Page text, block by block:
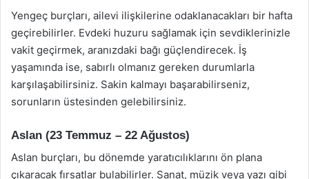
Yengeç burçları, ailevi ilişkilerine odaklanacakları bir hafta
geçirebilirler. Evdeki huzuru sağlamak için sevdiklerinizle
vakit geçirmek, aranızdaki bağı güçlendirecek. İş
yaşamında ise, sabırlı olmanız gereken durumlarla
karşılaşabilirsiniz. Sakin kalmayı başarabilirseniz,
sorunların üstesinden gelebilirsiniz.
Aslan (23 Temmuz – 22 Ağustos)
Aslan burçları, bu dönemde yaratıcılıklarını ön plana
çıkaracak fırsatlar bulabilirler. Sanat, müzik veya yazı gibi